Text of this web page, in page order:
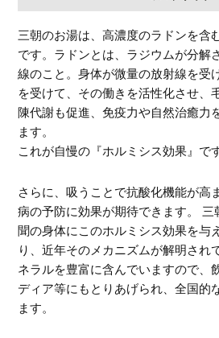
三朝のお湯は、高濃度のラドンを含
です。ラドンとは、ラジウムが分解
線のこと。身体が微量の放射線を受
を受けて、その働きを活性化させ、
陳代謝も促進、免疫力や自然治癒力
ます。
これが自慢の『ホルミシス効果』で
さらに、吸うことで抗酸化機能が高
病の予防に効果が期待できます。 三
聞の身体にこのホルミシス効果を与
り、近年そのメカニズムが解明され
ネラルを豊富に含んでいますので、
ディア等にもとりあげられ、全国的
ます。